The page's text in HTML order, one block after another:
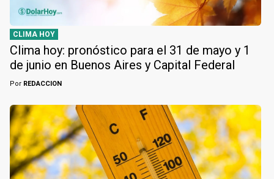
CLIMA HOY
Clima hoy: pronóstico para el 31 de mayo y 1
de junio en Buenos Aires y Capital Federal
Por REDACCION